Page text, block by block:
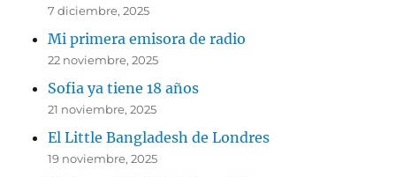
7 diciembre, 2025
Mi primera emisora de radio
22 noviembre, 2025
Sofia ya tiene 18 años
21 noviembre, 2025
El Little Bangladesh de Londres
19 noviembre, 2025